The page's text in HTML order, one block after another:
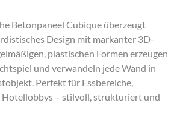
138,00 €
Betonpaneel Cubique überzeugt
Design mit markanter 3D-
plastischen Formen erzeugen
und verwandeln jede Wand in
Perfekt für Essbereiche,
– stilvoll, strukturiert und